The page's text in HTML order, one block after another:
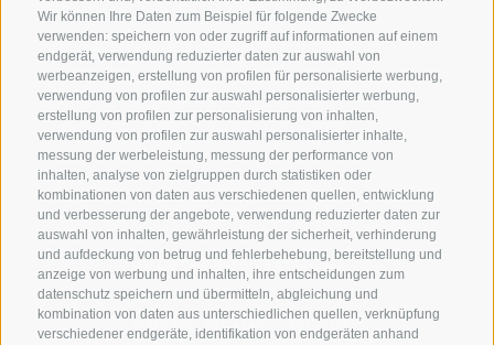
Wir können Ihre Daten zum Beispiel für folgende Zwecke
verwenden: speichern von oder zugriff auf informationen auf einem
endgerät, verwendung reduzierter daten zur auswahl von
werbeanzeigen, erstellung von profilen für personalisierte werbung,
verwendung von profilen zur auswahl personalisierter werbung,
erstellung von profilen zur personalisierung von inhalten,
verwendung von profilen zur auswahl personalisierter inhalte,
messung der werbeleistung, messung der performance von
inhalten, analyse von zielgruppen durch statistiken oder
kombinationen von daten aus verschiedenen quellen, entwicklung
und verbesserung der angebote, verwendung reduzierter daten zur
auswahl von inhalten, gewährleistung der sicherheit, verhinderung
und aufdeckung von betrug und fehlerbehebung, bereitstellung und
anzeige von werbung und inhalten, ihre entscheidungen zum
datenschutz speichern und übermitteln, abgleichung und
kombination von daten aus unterschiedlichen quellen, verknüpfung
verschiedener endgeräte, identifikation von endgeräten anhand
UNTERKUNFTSSUCHE
Buche Deinen Urlaub